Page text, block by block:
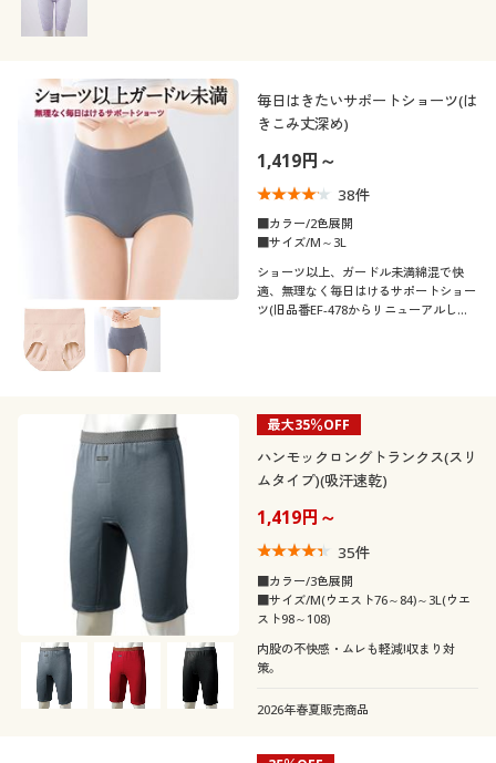
毎日はきたいサポートショーツ(は
きこみ丈深め)
1,419円～
38件
■カラー/2色展開
■サイズ/M～3L
ショーツ以上、ガードル未満綿混で快
適、無理なく毎日はけるサポートショー
ツ(旧品番EF-478からリニューアルしま
最大35％OFF
ハンモックロングトランクス(スリ
ムタイプ)(吸汗速乾)
1,419円～
35件
■カラー/3色展開
■サイズ/M(ウエスト76～84)～3L(ウエ
スト98～108)
内股の不快感・ムレも軽減!収まり対
策。
2026年春夏販売商品